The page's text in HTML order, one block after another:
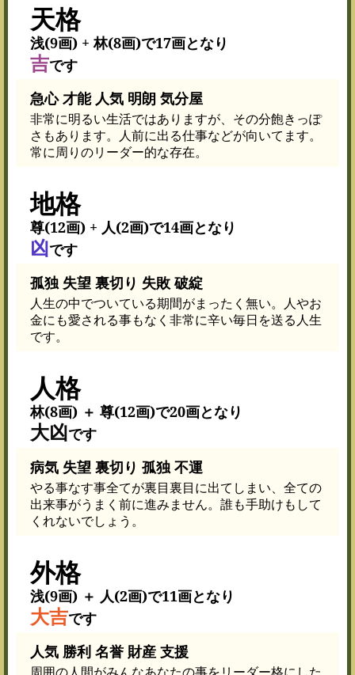
天格
浅(9画) + 林(8画)で17画となり
吉です
急心 才能 人気 明朗 気分屋
非常に明るい生活ではありますが、その分飽きっぽ
さもあります。人前に出る仕事などが向いてます。
常に周りのリーダー的な存在。
地格
尊(12画) + 人(2画)で14画となり
凶です
孤独 失望 裏切り 失敗 破綻
人生の中でついている期間がまったく無い。人やお
金にも愛される事もなく非常に辛い毎日を送る人生
です。
人格
林(8画) ＋ 尊(12画)で20画となり
大凶です
病気 失望 裏切り 孤独 不運
やる事なす事全てが裏目裏目に出てしまい、全ての
出来事がうまく前に進みません。誰も手助けもして
くれないでしょう。
外格
浅(9画) ＋ 人(2画)で11画となり
大吉です
人気 勝利 名誉 財産 支援